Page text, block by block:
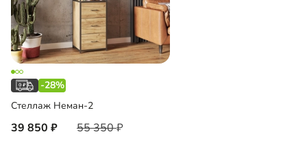
-28%
Стеллаж Неман-2
39 850 55 350